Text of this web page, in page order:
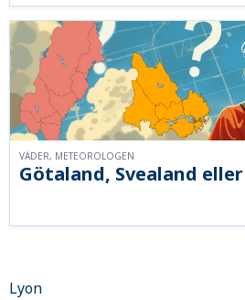
Götaland, Svealand
VÄDER, METEOROLOGEN
Lyon